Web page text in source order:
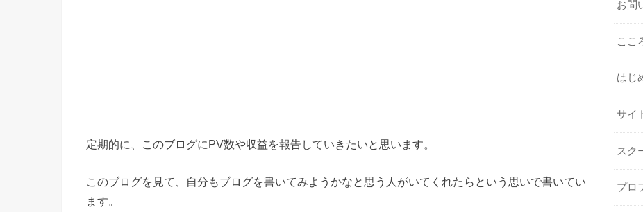
定期的に、このブログにPV数や収益を報告していきたいと思います。
このブログを見て、自分もブログを書いてみようかなと思う人がいてくれたらという思いで書いてい
ます。
お問
ここ
はじ
サイ
スク
プロ